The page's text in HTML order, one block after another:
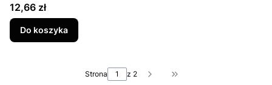
Cena
12,66 zł
Do koszyka
Strona z 2 Przejdź do ostatniej